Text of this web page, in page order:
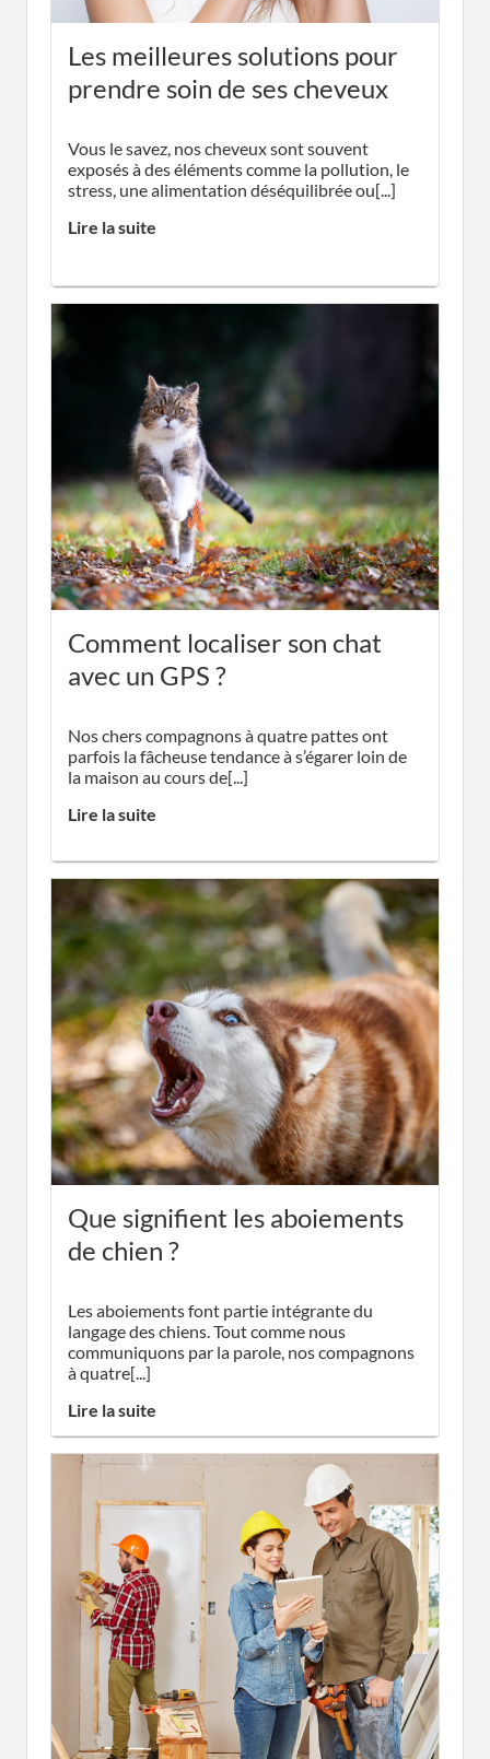
Les meilleures solutions pour
prendre soin de ses cheveux
Vous le savez, nos cheveux sont souvent
exposés à des éléments comme la pollution, le
stress, une alimentation déséquilibrée ou[...]
Lire la suite
Comment localiser son chat
avec un GPS ?
Nos chers compagnons à quatre pattes ont
parfois la fâcheuse tendance à s’égarer loin de
la maison au cours de[...]
Lire la suite
Que signifient les aboiements
de chien ?
Les aboiements font partie intégrante du
langage des chiens. Tout comme nous
communiquons par la parole, nos compagnons
à quatre[...]
Lire la suite